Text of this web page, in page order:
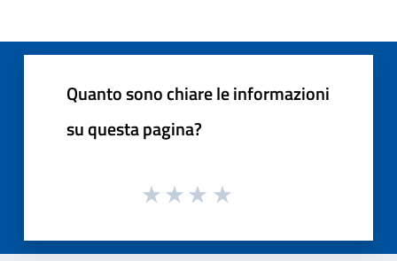
Quanto sono chiare le informazioni
su questa pagina?